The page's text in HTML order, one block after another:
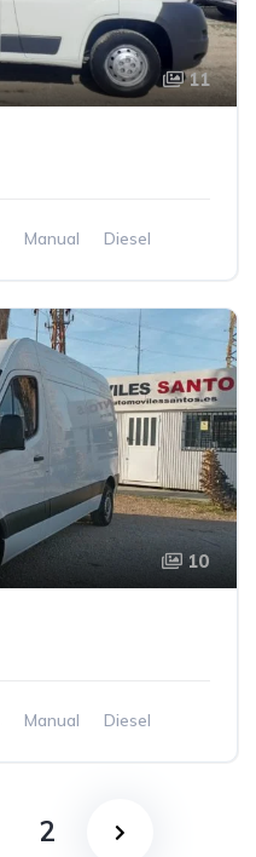
11
Manual
Diesel
10
Manual
Diesel
2